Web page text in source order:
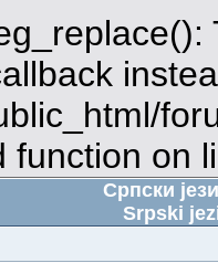
function on
Српски
Srpski